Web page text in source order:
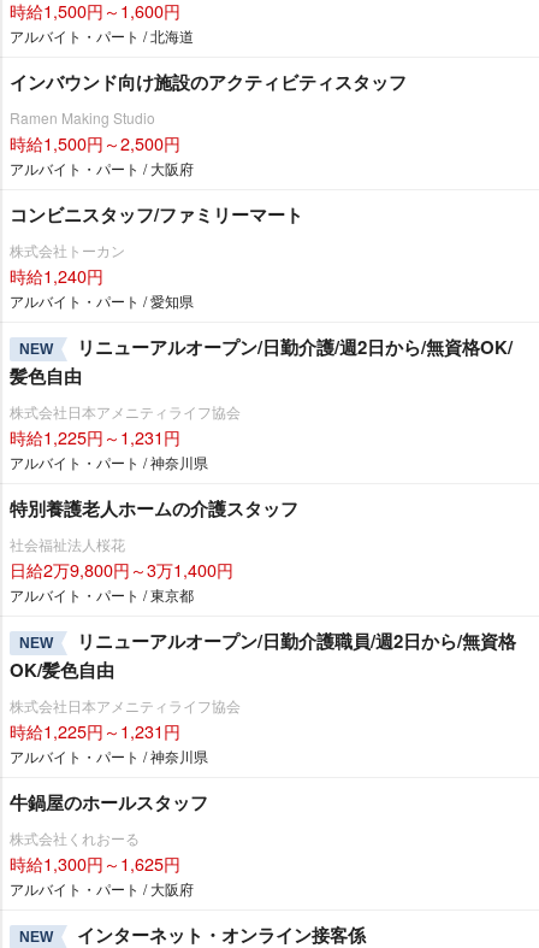
時給1,500円～1,600円
アルバイト・パート / 北海道
インバウンド向け施設のアクティビティスタッフ
Ramen Making Studio
時給1,500円～2,500円
アルバイト・パート / 大阪府
コンビニスタッフ/ファミリーマート
株式会社トーカン
時給1,240円
アルバイト・パート / 愛知県
NEW
リニューアルオープン/日勤介護/週2日から/無資格OK/
髪色自由
株式会社日本アメニティライフ協会
時給1,225円～1,231円
アルバイト・パート / 神奈川県
特別養護老人ホームの介護スタッフ
社会福祉法人桜花
日給2万9,800円～3万1,400円
アルバイト・パート / 東京都
NEW
リニューアルオープン/日勤介護職員/週2日から/無資格
OK/髪色自由
株式会社日本アメニティライフ協会
時給1,225円～1,231円
アルバイト・パート / 神奈川県
牛鍋屋のホールスタッフ
株式会社くれおーる
時給1,300円～1,625円
アルバイト・パート / 大阪府
NEW インターネット・オンライン接客係